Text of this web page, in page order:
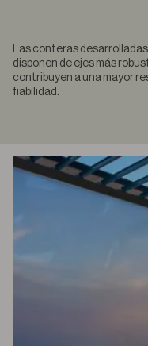
Las conteras
disponen de ejes más
contribuyen a una mayor
fiabilidad.